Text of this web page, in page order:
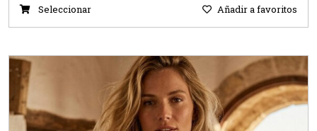
Seleccionar Añadir a favoritos